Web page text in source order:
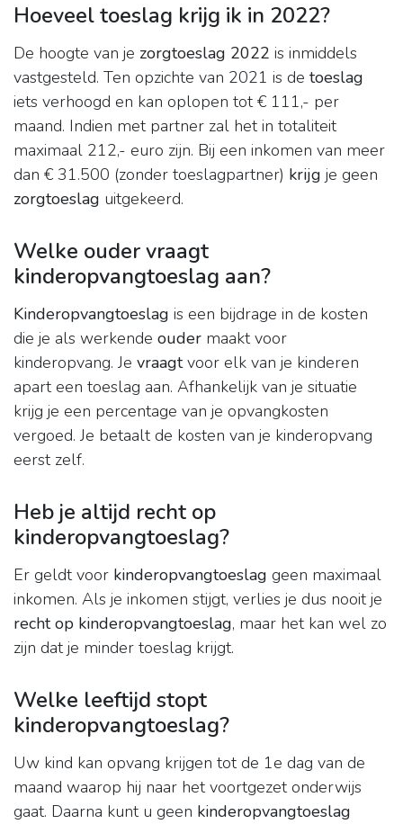
Hoeveel toeslag krijg ik in 2022?
De hoogte van je zorgtoeslag 2022 is inmiddels
vastgesteld. Ten opzichte van 2021 is de toeslag
iets verhoogd en kan oplopen tot € 111,- per
maand. Indien met partner zal het in totaliteit
maximaal 212,- euro zijn. Bij een inkomen van meer
dan € 31.500 (zonder toeslagpartner) krijg je geen
zorgtoeslag uitgekeerd.
Welke ouder vraagt
kinderopvangtoeslag aan?
Kinderopvangtoeslag is een bijdrage in de kosten
die je als werkende ouder maakt voor
kinderopvang. Je vraagtvoor elk van je kinderen
apart een toeslag aan. Afhankelijk van je situatie
krijg je een percentage van je opvangkosten
vergoed. Je betaalt de kosten van je kinderopvang
eerst zelf.
Heb je altijd recht op
kinderopvangtoeslag?
Er geldt voor kinderopvangtoeslag geen maximaal
inkomen. Als je inkomen stijgt, verlies je dus nooit je
recht op kinderopvangtoeslag, maar het kan wel zo
zijn dat je minder toeslag krijgt.
Welke leeftijd stopt
kinderopvangtoeslag?
Uw kind kan opvang krijgen tot de 1e dag van de
maand waarop hij naar het voortgezet onderwijs
gaat. Daarna kunt u geen kinderopvangtoeslag